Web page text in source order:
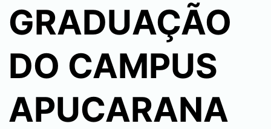
GRADUAÇÃO
DO CAMPUS
APUCARANA